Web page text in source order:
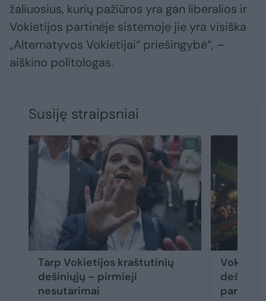
žaliuosius, kurių pažiūros yra gan liberalios ir
Vokietijos partinėje sistemoje jie yra visiška
„Alternatyvos Vokietijai“ priešingybė“, –
aiškino politologas.
Susiję straipsniai
Tarp Vokietijos kraštutinių
dešiniųjų – pirmieji
nesutarimai